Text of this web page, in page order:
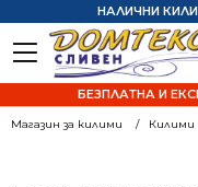
НАЛИЧНИ
БЕЗПЛАТНА И
Магазин за килими Килими